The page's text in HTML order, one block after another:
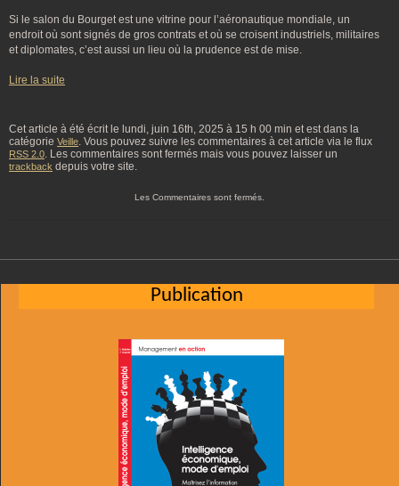
Si le salon du Bourget est une vitrine pour l’aéronautique mondiale, un
endroit où sont signés de gros contrats et où se croisent industriels, militaires
et diplomates, c’est aussi un lieu où la prudence est de mise.
Lire la suite
Cet article à été écrit le lundi, juin 16th, 2025 à 15 h 00 min et est dans la
catégorie Veille. Vous pouvez suivre les commentaires à cet article via le flux
RSS 2.0. Les commentaires sont fermés mais vous pouvez laisser un
trackback depuis votre site.
Les Commentaires sont fermés.
Publication